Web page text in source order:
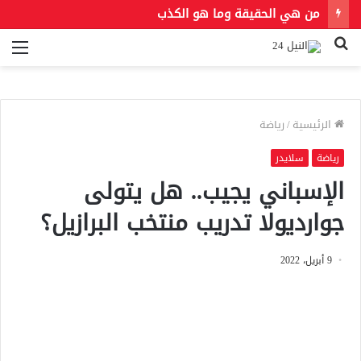
من هي الحقيقة وما هو الكذب
بحث
الرئيسية/رياضة
رياضة سلايدر
الإسباني يجيب.. هل يتولى
جوارديولا تدريب منتخب البرازيل؟
9 أبريل، 2022